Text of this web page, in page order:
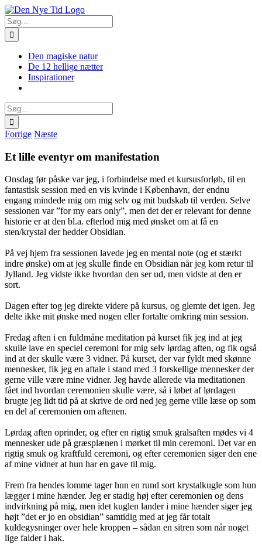
Skip
to
content
Facebook
X
Instagram
Pinterest
Søg
efter:
Den magiske natur
De 12 hellige nætter
Inspirationer
Søg
efter:
Forrige Næste
Et lille eventyr om manifestation
Onsdag før påske var jeg, i forbindelse med et kursusforløb, til en
fantastisk session med en vis kvinde i København, der endnu
engang mindede mig om mig selv og mit budskab til verden. Selve
sessionen var ”for my ears only”, men det der er relevant for denne
historie er at den bl.a. efterlod mig med ønsket om at få en
sten/krystal der hedder Obsidian.
På vej hjem fra sessionen lavede jeg en mental note (og et stærkt
indre ønske) om at jeg skulle finde en Obsidian når jeg kom retur til
Jylland. Jeg vidste ikke hvordan den ser ud, men vidste at den er
sort.
Dagen efter tog jeg direkte videre på kursus, og glemte det igen. Jeg
delte ikke mit ønske med nogen eller fortalte omkring min session.
Fredag aften i en fuldmåne meditation på kurset fik jeg ind at jeg
skulle lave en speciel ceremoni for mig selv lørdag aften, og fik også
ind at der skulle være 3 vidner. På kurset, der var fyldt med skønne
mennesker, fik jeg en aftale i stand med 3 forskellige mennesker der
gerne ville være mine vidner. Jeg havde allerede via meditationen
fået ind hvordan ceremonien skulle være, så i løbet af lørdagen
brugte jeg lidt tid på at skrive de ord ned jeg gerne ville læse op som
en del af ceremonien om aftenen.
Lørdag aften oprinder, og efter en rigtig smuk gralsaften mødes vi 4
mennesker ude på græsplænen i mørket til min ceremoni. Det var en
rigtig smuk og kraftfuld ceremoni, og efter ceremonien siger den ene
af mine vidner at hun har en gave til mig.
Frem fra hendes lomme tager hun en rund sort krystalkugle som hun
lægger i mine hænder. Jeg er stadig høj efter ceremonien og dens
indvirkning på mig, men idet kuglen lander i mine hænder siger jeg
højt ”det er jo en obsidian” samtidig med at jeg får totalt
kuldegysninger over hele kroppen – sådan en sitren som når noget
lige falder i hak.